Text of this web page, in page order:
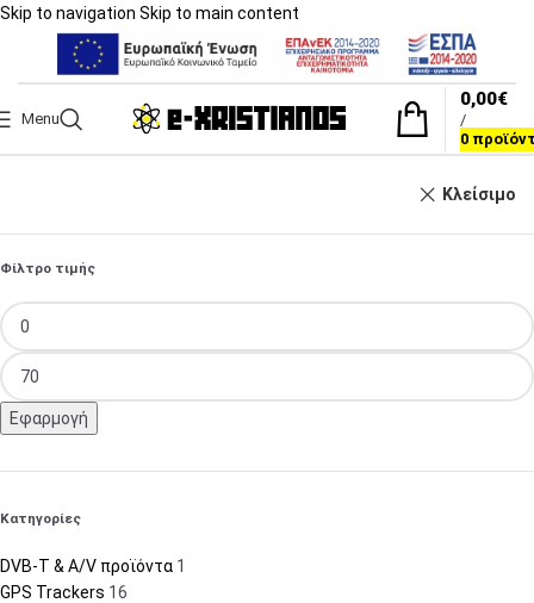
Skip to navigation Skip to main content
Menu
0
/
0,00€
Κλείσιμο
Φίλτρο τιμής
Εφαρμογή
Κατηγορίες
DVB-T & A/V προϊόντα 1
GPS Trackers 16